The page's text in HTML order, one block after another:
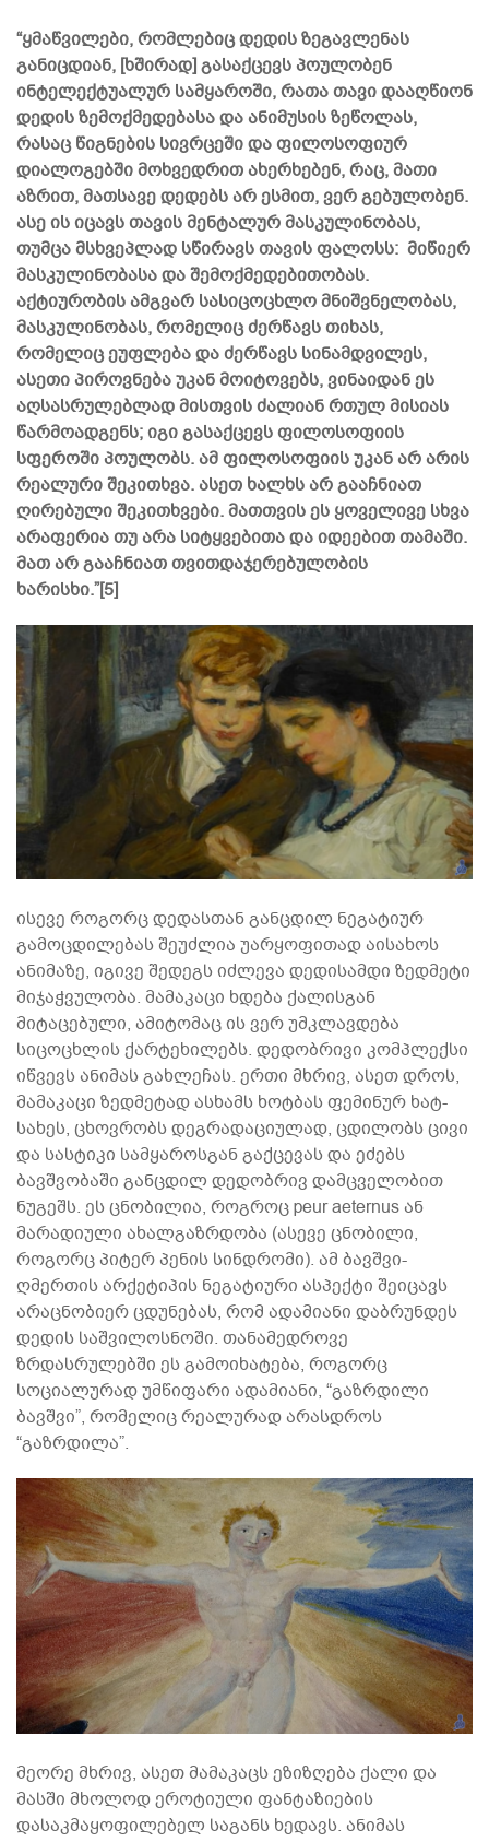
“ყმაწვილები, რომლებიც დედის ზეგავლენას
განიცდიან, [ხშირად] გასაქცევს პოულობენ
ინტელექტუალურ სამყაროში, რათა თავი დააღწიონ
დედის ზემოქმედებასა და ანიმუსის ზეწოლას,
რასაც წიგნების სივრცეში და ფილოსოფიურ
დიალოგებში მოხვედრით ახერხებენ, რაც, მათი
აზრით, მათსავე დედებს არ ესმით, ვერ გებულობენ.
ასე ის იცავს თავის მენტალურ მასკულინობას,
თუმცა მსხვეპლად სწირავს თავის ფალოსს: მიწიერ
მასკულინობასა და შემოქმედებითობას.
აქტიურობის ამგვარ სასიცოცხლო მნიშვნელობას,
მასკულინობას, რომელიც ძერწავს თიხას,
რომელიც ეუფლება და ძერწავს სინამდვილეს,
ასეთი პიროვნება უკან მოიტოვებს, ვინაიდან ეს
აღსასრულებლად მისთვის ძალიან რთულ მისიას
წარმოადგენს; იგი გასაქცევს ფილოსოფიის
სფეროში პოულობს. ამ ფილოსოფიის უკან არ არის
რეალური შეკითხვა. ასეთ ხალხს არ გააჩნიათ
ღირებული შეკითხვები. მათთვის ეს ყოველივე სხვა
არაფერია თუ არა სიტყვებითა და იდეებით თამაში.
მათ არ გააჩნიათ თვითდაჯერებულობის
ხარისხი.”[5]
ისევე როგორც დედასთან განცდილ ნეგატიურ
გამოცდილებას შეუძლია უარყოფითად აისახოს
ანიმაზე, იგივე შედეგს იძლევა დედისამდი ზედმეტი
მიჯაჭვულობა. მამაკაცი ხდება ქალისგან
მიტაცებული, ამიტომაც ის ვერ უმკლავდება
სიცოცხლის ქარტეხილებს. დედობრივი კომპლექსი
იწვევს ანიმას გახლეჩას. ერთი მხრივ, ასეთ დროს,
მამაკაცი ზედმეტად ასხამს ხოტბას ფემინურ ხატ-
სახეს, ცხოვრობს დეგრადაციულად, ცდილობს ცივი
და სასტიკი სამყაროსგან გაქცევას და ეძებს
ბავშვობაში განცდილ დედობრივ დამცველობით
ნუგეშს. ეს ცნობილია, როგროც peur aeternus ან
მარადიული ახალგაზრდობა (ასევე ცნობილი,
როგორც პიტერ პენის სინდრომი). ამ ბავშვი-
ღმერთის არქეტიპის ნეგატიური ასპექტი შეიცავს
არაცნობიერ ცდუნებას, რომ ადამიანი დაბრუნდეს
დედის საშვილოსნოში. თანამედროვე
ზრდასრულებში ეს გამოიხატება, როგორც
სოციალურად უმწიფარი ადამიანი, “გაზრდილი
ბავშვი”, რომელიც რეალურად არასდროს
“გაზრდილა”.
მეორე მხრივ, ასეთ მამაკაცს ეზიზღება ქალი და
მასში მხოლოდ ეროტიული ფანტაზიების
დასაკმაყოფილებელ საგანს ხედავს. ანიმას